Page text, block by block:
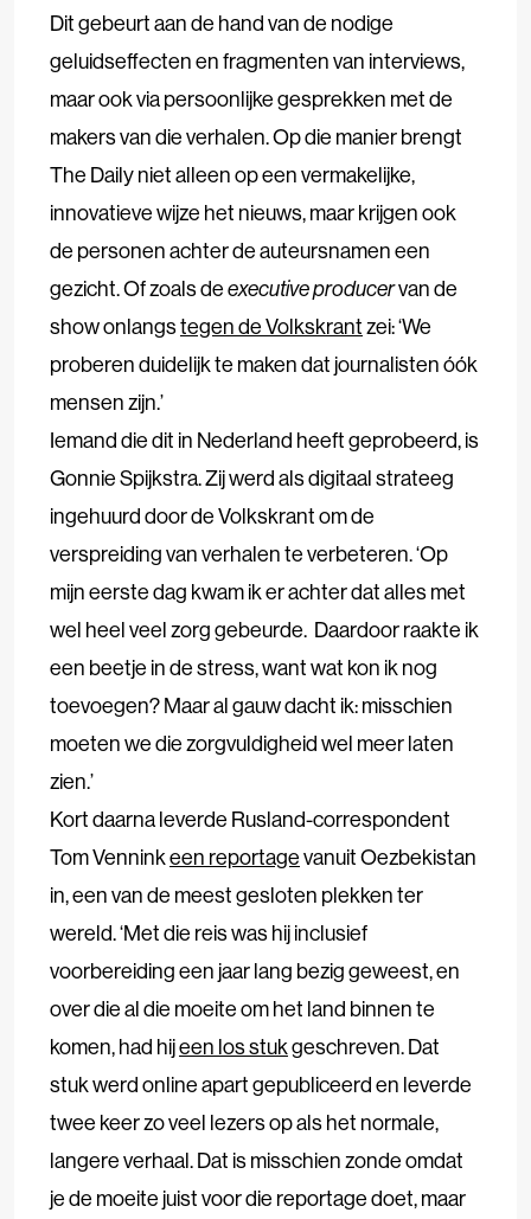
Dit gebeurt aan de hand van de nodige
geluidseffecten en fragmenten van interviews,
maar ook via persoonlijke gesprekken met de
makers van die verhalen. Op die manier brengt
The Daily niet alleen op een vermakelijke,
innovatieve wijze het nieuws, maar krijgen ook
de personen achter de auteursnamen een
gezicht. Of zoals deexecutive producervan de
show onlangstegen de Volkskrantzei: ‘We
proberen duidelijk te maken dat journalisten óók
mensen zijn.’
Iemand die dit in Nederland heeft geprobeerd, is
Gonnie Spijkstra. Zij werd als digitaal strateeg
ingehuurd door de Volkskrant om de
verspreiding van verhalen te verbeteren. ‘Op
mijn eerste dag kwam ik er achter dat alles met
wel heel veel zorg gebeurde. Daardoor raakte ik
een beetje in de stress, want wat kon ik nog
toevoegen? Maar al gauw dacht ik: misschien
moeten we die zorgvuldigheid wel meer laten
zien.’
Kort daarna leverde Rusland-correspondent
Tom Venninkeen reportagevanuit Oezbekistan
in, een van de meest gesloten plekken ter
wereld. ‘Met die reis was hij inclusief
voorbereiding een jaar lang bezig geweest, en
over die al die moeite om het land binnen te
komen, had hijeen los stukgeschreven. Dat
stuk werd online apart gepubliceerd en leverde
twee keer zo veel lezers op als het normale,
langere verhaal. Dat is misschien zonde omdat
je de moeite juist voor die reportage doet, maar